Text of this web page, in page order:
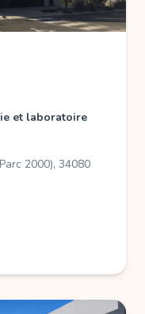
et laboratoire
2000), 34080